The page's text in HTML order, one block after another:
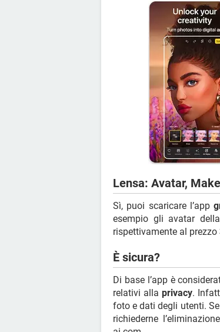
Lensa: Avatar,
Sì, puoi scaricare l’app
esempio gli avatar
rispettivamente al prezzo
È sicura?
Di base l’app è
relativi alla privacy.
foto e dati degli utenti.
richiederne